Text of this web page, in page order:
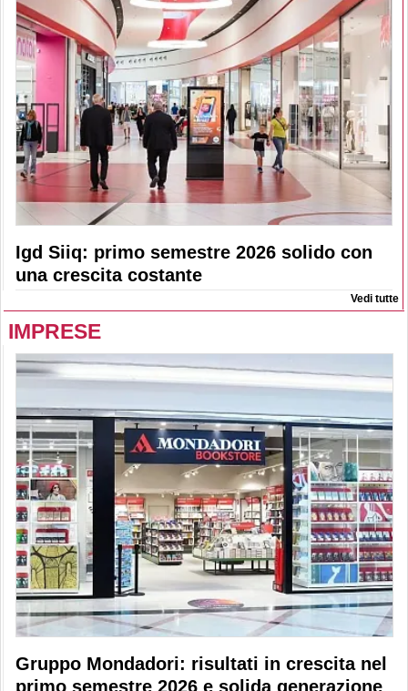
Igd Siiq: primo semestre 2026 solido con
una crescita costante
Vedi tutte
IMPRESE
Gruppo Mondadori: risultati in crescita nel
primo semestre 2026 e solida generazione